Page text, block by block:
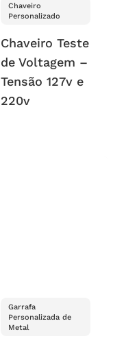
Chaveiro
Personalizado
Chaveiro Teste
de Voltagem –
Tensão 127v e
220v
Garrafa
Personalizada de
Metal